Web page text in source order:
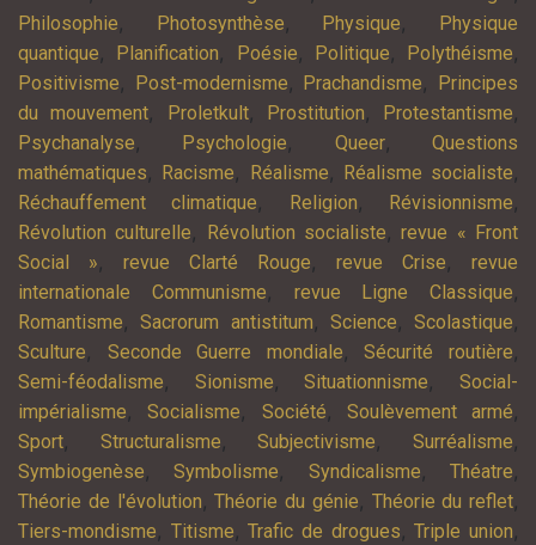
Philosophie, Photosynthèse, Physique,
Physique
quantique, Planification, Poésie, Politique, Polythéisme,
Positivisme, Post-modernisme, Prachandisme,
Principes
du mouvement, Proletkult, Prostitution, Protestantisme,
Psychanalyse, Psychologie, Queer,Questions
mathématiques, Racisme, Réalisme, Réalisme socialiste,
Réchauffement climatique, Religion, Révisionnisme,
Révolution culturelle, Révolution socialiste,revue « Front
Social », revue Clarté Rouge, revue Crise, revue
internationale Communisme, revue Ligne Classique,
Romantisme,Sacrorum antistitum, Science, Scolastique,
Sculture, Seconde Guerre mondiale,Sécurité routière,
Semi-féodalisme, Sionisme,Situationnisme,Social-
impérialisme,Socialisme, Société, Soulèvement armé,
Sport, Structuralisme,Subjectivisme,Surréalisme,
Symbiogenèse,Symbolisme, Syndicalisme,Théatre,
Théorie de l'évolution,Théorie du génie, Théorie du reflet,
Tiers-mondisme, Titisme,Trafic de drogues,Triple union,